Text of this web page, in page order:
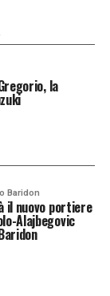
la
Baridon
il nuovo portiere
Alajbegovic